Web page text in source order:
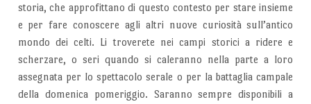
storia, che approfittano di questo contesto per stare insieme
e per fare conoscere agli altri nuove curiosità sull’antico
mondo dei celti. Li troverete nei campi storici a ridere e
scherzare, o seri quando si caleranno nella parte a loro
assegnata per lo spettacolo serale o per la battaglia campale
della domenica pomeriggio. Saranno sempre disponibili a